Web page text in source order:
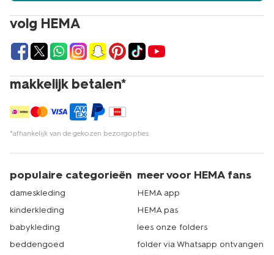
echte HEMA-prijsjes. Kom je toch liever langs in één van
filialen is er altijd wel een HEMA bij jou in de buurt. Echt
HEMA.
volg HEMA
makkelijk betalen*
*afhankelijk van de gekozen bezorgopties
populaire categorieën
dameskleding
kinderkleding
babykleding
beddengoed
meer voor HEMA fans
HEMA app
HEMA pas
lees onze folders
folder via Whatsapp ontvangen